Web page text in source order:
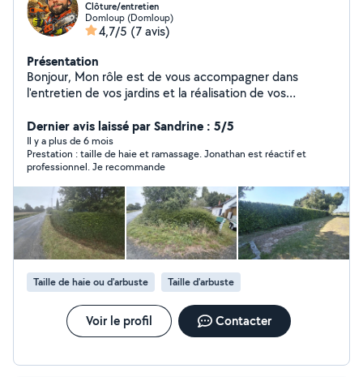
Clôture/entretien
Domloup (Domloup)
4,7/5 (7 avis)
Présentation
Bonjour, Mon rôle est de vous accompagner dans
l'entretien de vos jardins et la réalisation de vos
Dernier avis laissé par Sandrine : 5/5
Il y a plus de 6 mois
Prestation : taille de haie et ramassage. Jonathan est réactif et
professionnel. Je recommande
Taille de haie ou d'arbuste Taille d'arbuste
Voir le profil Contacter